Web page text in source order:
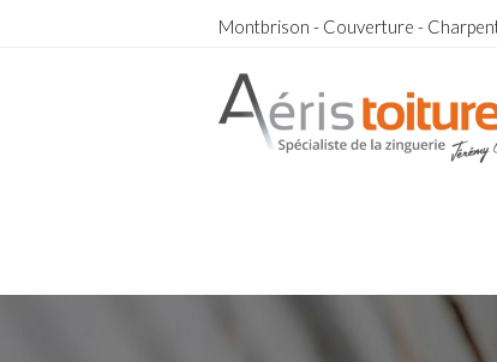
Montbrison - Couverture -